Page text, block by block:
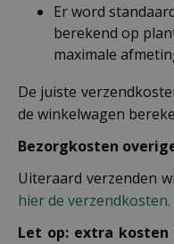
Er word
berekend op
maximale
De juiste
de winkelwagen
Bezorgkosten
Uiteraard verzenden
hier de verzendkosten.
Let op: extra